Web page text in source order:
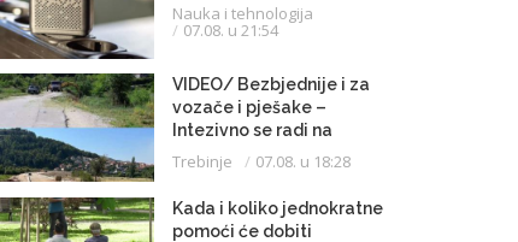
Nauka i tehnologija
07.08. u 21:54
VIDEO/ Bezbjednije i za
vozače i pješake –
Intezivno se radi na
proširenju saobraćajnice
Trebinje 07.08. u 18:28
Kada i koliko jednokratne
pomoći će dobiti